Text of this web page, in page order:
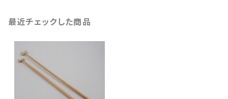
最近チェックした商品